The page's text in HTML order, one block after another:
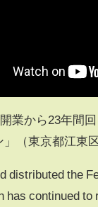
業から23年間
」（東京都江東
distributed the
has continued to